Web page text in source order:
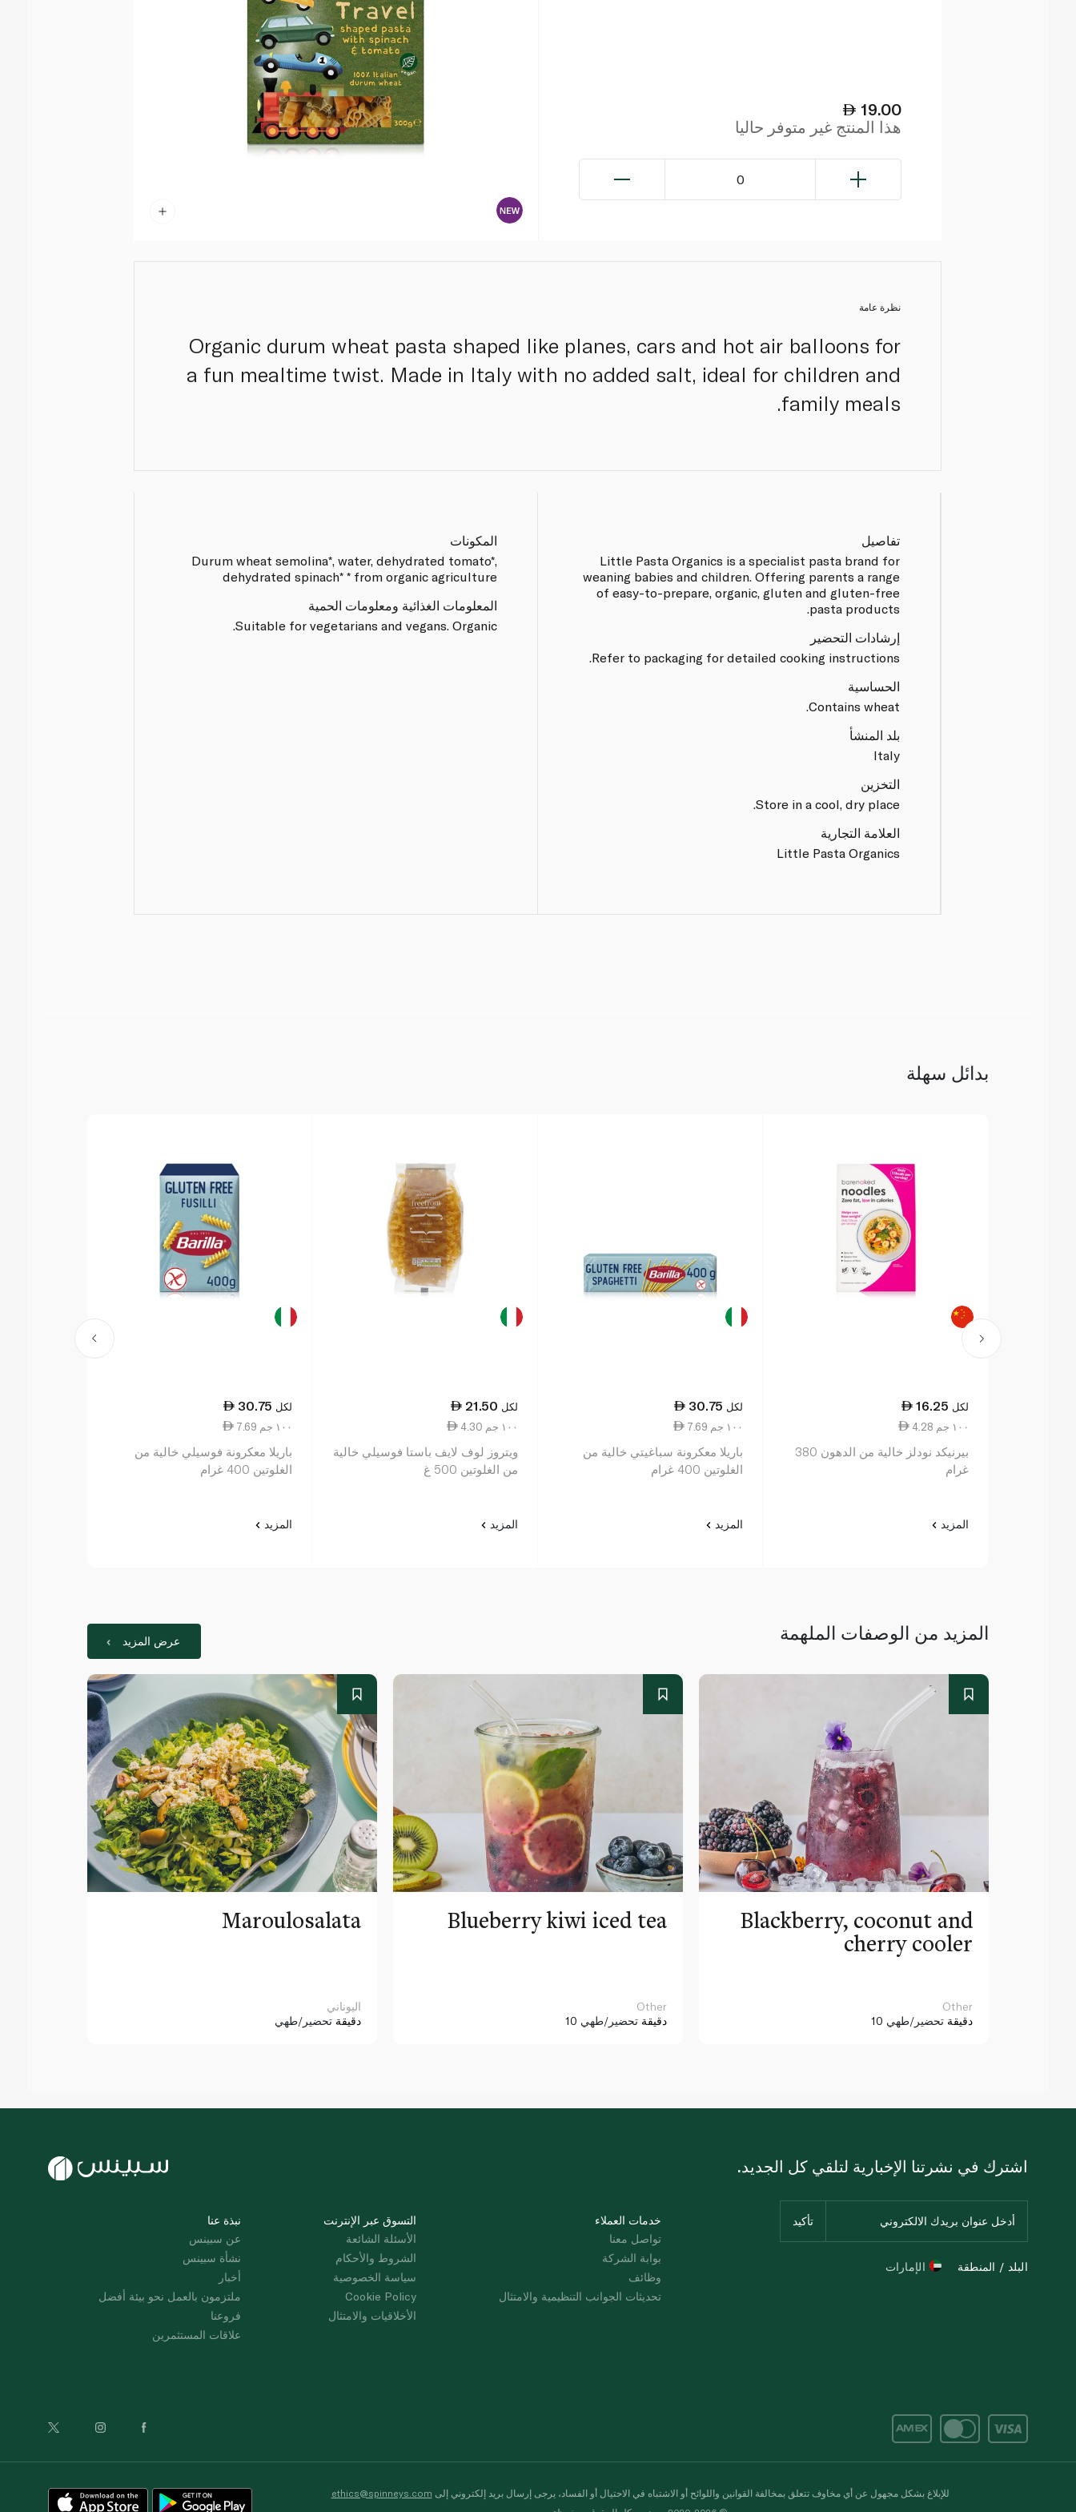
19.00
هذا المنتج غير متوفر حاليا
0
نظرة عامة
Organic durum wheat pasta shaped like planes, cars and hot air balloons for
a fun mealtime twist. Made in Italy with no added salt, ideal for children and
family meals.
تفاصيل
Little Pasta Organics is a specialist pasta brand for
weaning babies and children. Offering parents a range
of easy-to-prepare, organic, gluten and gluten-free
pasta products.
إرشادات التحضير
Refer to packaging for detailed cooking instructions.
الحساسية
Contains wheat.
بلد المنشأ
Italy
التخزين
Store in a cool, dry place.
العلامة التجارية
Little Pasta Organics
المكونات
Durum wheat semolina*, water, dehydrated tomato*,
dehydrated spinach* * from organic agriculture
المعلومات الغذائية ومعلومات الحمية
Suitable for vegetarians and vegans. Organic.
بدائل سهلة
16.25 لكل
4.28 ١٠٠ جم
بيرنيكد نودلز خالية من الدهون 380
غرام
المزيد
30.75 لكل
7.69 ١٠٠ جم
باريلا معكرونة سباغيتي خالية من
الغلوتين 400 غرام
المزيد
21.50 لكل
4.30 ١٠٠ جم
ويتروز لوف لايف باستا فوسيلي خالية
من الغلوتين 500 غ
المزيد
30.75 لكل
7.69 ١٠٠ جم
باريلا معكرونة فوسيلي خالية من
الغلوتين 400 غرام
المزيد
المزيد من الوصفات الملهمة عرض المزيد
Maroulosalata
اليوناني
دقيقة تحضير/طهي
Blueberry kiwi iced tea
Other
10 دقيقة تحضير/طهي
Blackberry, coconut and
cherry cooler
Other
10 دقيقة تحضير/طهي
نبذة عنا
عن سبينس
نشأة سبينس
أخبار
ملتزمون بالعمل نحو بيئة أفضل
فروعنا
علاقات المستثمرين
التسوق عبر الإنترنت
الأسئلة الشائعة
الشروط والأحكام
سياسة الخصوصية
Cookie Policy
الأخلاقيات والامتثال
خدمات العملاء
تواصل معنا
بوابة الشركة
وظائف
تحديثات الجوانب التنظيمية والامتثال
اشترك في نشرتنا الإخبارية لتلقي كل الجديد.
البلد / المنطقة الإمارات
للإبلاغ بشكل مجهول عن أي مخاوف تتعلق بمخالفة القوانين واللوائح أو الاشتباه في الاحتيال أو الفساد، يرجى إرسال بريد إلكتروني إلى ethics@spinneys.com